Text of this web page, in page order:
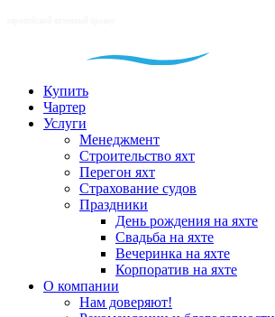
Купить
Чартер
Услуги
Менеджмент
Строительство яхт
Перегон яхт
Страхование судов
Праздники
День рождения на яхте
Свадьба на яхте
Вечеринка на яхте
Корпоратив на яхте
О компании
Нам доверяют!